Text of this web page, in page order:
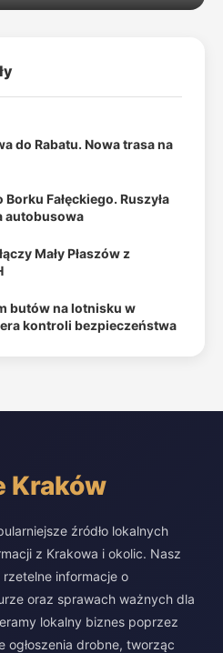
do Rabatu. Nowa trasa na
Fałęckiego. Ruszyła
autobusowa
Mały Płaszów z
butów na lotnisku w
kontroli bezpieczeństwa
Kraków
źródło lokalnych
z Krakowa i okolic. Nasz
informacje o
oraz sprawach ważnych dla
lokalny biznes poprzez
ogłoszenia drobne, tworząc